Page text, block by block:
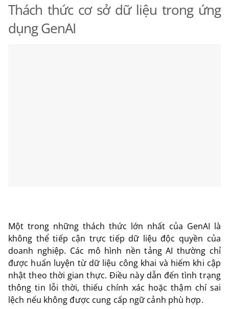
Thách thức cơ sở dữ liệu trong ứng
dụng GenAI
Một trong những thách thức lớn nhất của GenAI là
không thể tiếp cận trực tiếp dữ liệu độc quyền của
doanh nghiệp. Các mô hình nền tảng AI thường chỉ
được huấn luyện từ dữ liệu công khai và hiếm khi cập
nhật theo thời gian thực. Điều này dẫn đến tình trạng
thông tin lỗi thời, thiếu chính xác hoặc thậm chí sai
lệch nếu không được cung cấp ngữ cảnh phù hợp.